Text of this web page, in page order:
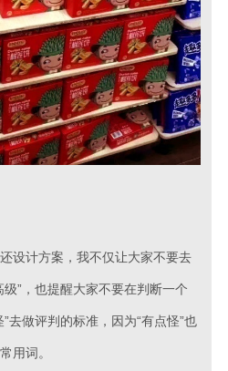
设计方案，我不仅让大家不要去
”，也提醒大家不要在判断一个
去做评判的标准，因为“有点怪”也
用词。